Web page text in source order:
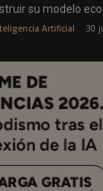
su modelo
Artificial 30